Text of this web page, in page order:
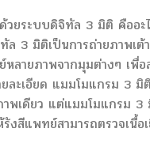
วยระบบดิจิทัล 3 มิติ คืออะ
3 มิติเป็นการถ่ายภาพเต้
หลายภาพจากมุมต่างๆ เพื่
ยละเอียด แมมโมแกรม 3
พเดียว แต่แมมโมแกรม 3
งสีแพทย์สามารถตรวจเนื้อ